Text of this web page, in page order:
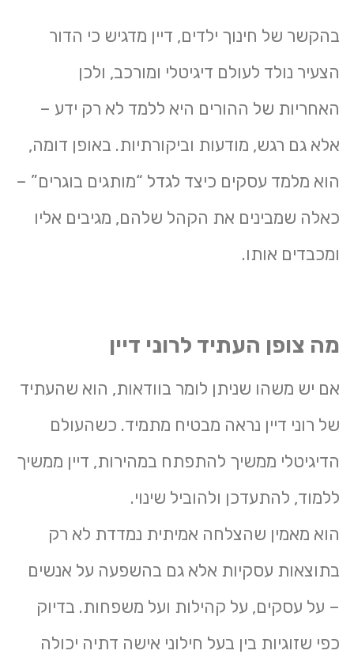
בהקשר של חינוך ילדים, דיין מדגיש כי הדור
הצעיר נולד לעולם דיגיטלי ומורכב, ולכן
האחריות של ההורים היא ללמד לא רק ידע –
אלא גם רגש, מודעות וביקורתיות. באופן דומה,
הוא מלמד עסקים כיצד לגדל “מותגים בוגרים” –
כאלה שמבינים את הקהל שלהם, מגיבים אליו
ומכבדים אותו.
מה צופן העתיד לרוני דיין
אם יש משהו שניתן לומר בוודאות, הוא שהעתיד
של רוני דיין נראה מבטיח מתמיד. כשהעולם
הדיגיטלי ממשיך להתפתח במהירות, דיין ממשיך
ללמוד, להתעדכן ולהוביל שינוי.
הוא מאמין שהצלחה אמיתית נמדדת לא רק
בתוצאות עסקיות אלא גם בהשפעה על אנשים
– על עסקים, על קהילות ועל משפחות. בדיוק
כפי שזוגיות בין בעל חילוני אישה דתיה יכולה